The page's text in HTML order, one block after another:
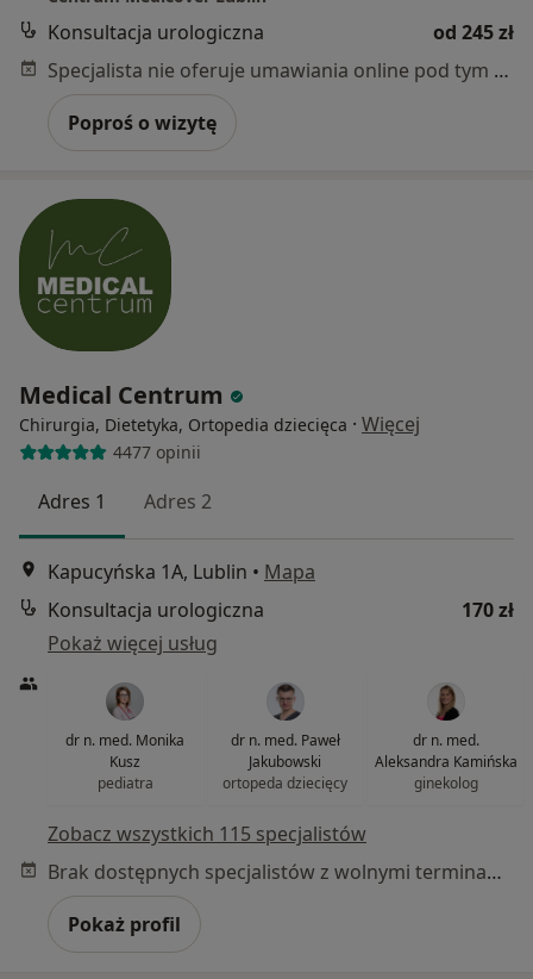
Konsultacja urologiczna
od 245 zł
Specjalista nie oferuje umawiania online pod tym adresem.
Poproś o wizytę
Medical Centrum
Chirurgia, Dietetyka, Ortopedia dziecięca · Więcej
4477 opinii
Adres 1 Adres 2
Kapucyńska 1A, Lublin • Mapa
Konsultacja urologiczna
170 zł
Pokaż więcej usług
dr n. med. Monika
Kusz
pediatra
dr n. med. Paweł
Jakubowski
ortopeda dziecięcy
dr n. med.
Aleksandra Kamińska
ginekolog
Zobacz wszystkich 115 specjalistów
Brak dostępnych specjalistów z wolnymi terminami w tym centrum medycznym.
Pokaż profil